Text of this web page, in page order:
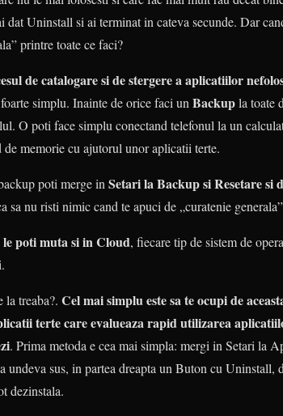
dat Uninstall si ai terminat in cateva secunde. Dar
printre toate ce faci?
de catalogare si de stergere a aplicatiilor
simplu. Inainte de orice faci un Backupla toate
O poti face simplu conectand telefonul la un
memorie cu ajutorul unor aplicatii terte.
poti merge in Setari la Backup si Resetare si
sa nu risti nimic cand te apuci de „curatenie
poti muta si in Cloud, fiecare tip de sistem de
treaba?. Cel mai simplu este sa te ocupi de
terte care evalueaza rapid utilizarea
. Prima metoda e cea mai simpla: mergi in Setari la
undeva sus, in partea dreapta un Buton cu Uninstall,
dezinstala.